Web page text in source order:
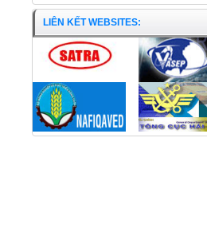
LIÊN KẾT WEBSITES: